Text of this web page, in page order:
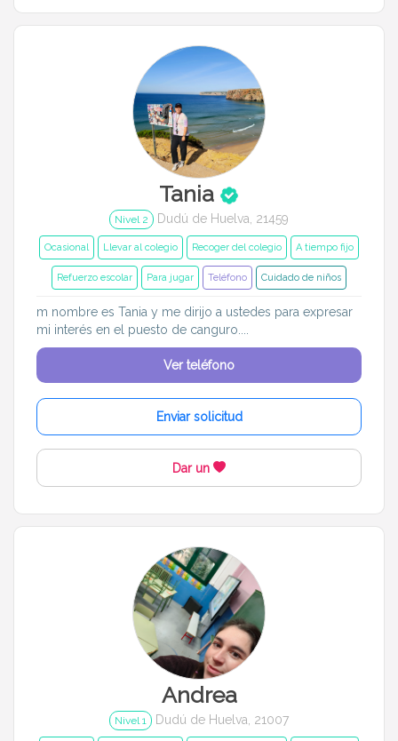
Tania
Nivel 2 Dudú de Huelva, 21459
Ocasional Llevar al colegio Recoger del colegio A tiempo fijo
Refuerzo escolar Para jugar Teléfono Cuidado de niños
m nombre es Tania y me dirijo a ustedes para expresar
mi interés en el puesto de canguro....
Ver teléfono
Enviar solicitud
Dar un
Andrea
Nivel 1 Dudú de Huelva, 21007